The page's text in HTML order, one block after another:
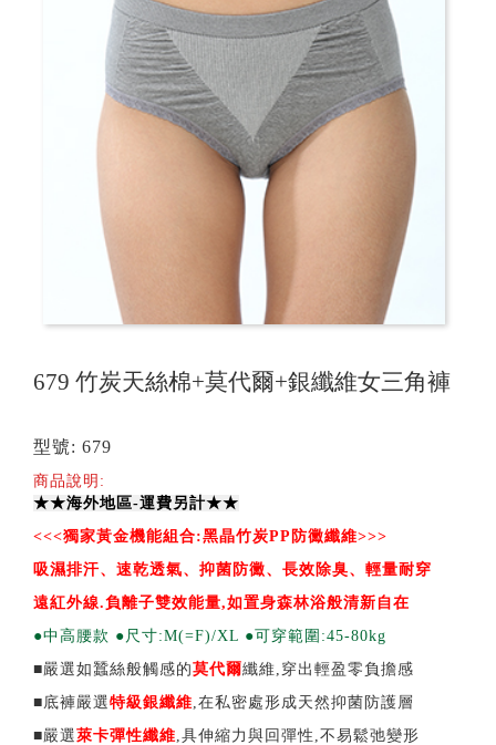
679 竹炭天絲棉+莫代爾+銀纖維女三角褲
型號: 679
商品說明:
★★海外地區-運費另計★★
<<<獨家黃金機能組合:黑晶竹炭PP防黴纖維>>>
吸濕排汗、速乾透氣、抑菌防黴、長效除臭、輕量耐穿
遠紅外線.負離子雙效能量,如置身森林浴般清新自在
●中高腰款 ●尺寸:M(=F)/XL ●可穿範圍:45-80kg
■嚴選如蠶絲般觸感的莫代爾纖維,穿出輕盈零負擔感
■底褲嚴選特級銀纖維,在私密處形成天然抑菌防護層
■嚴選萊卡彈性纖維,具伸縮力與回彈性,不易鬆弛變形